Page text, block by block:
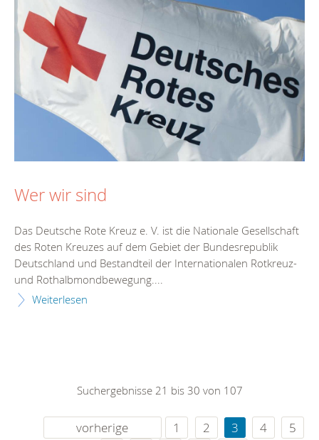
Wer wir sind
Das Deutsche Rote Kreuz e. V. ist die Nationale Gesellschaft
des Roten Kreuzes auf dem Gebiet der Bundesrepublik
Deutschland und Bestandteil der Internationalen Rotkreuz-
und Rothalbmondbewegung....
Weiterlesen
Suchergebnisse 21 bis 30 von 107
vorherige 1 2 3 4
5